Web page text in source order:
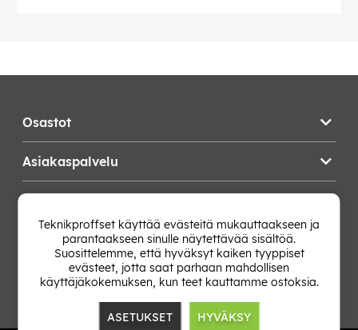
Osastot
Asiakaspalvelu
Vaihda Maa
Teknikproffset käyttää evästeitä mukauttaakseen ja
parantaakseen sinulle näytettävää sisältöä.
Suosittelemme, että hyväksyt kaiken tyyppiset
evästeet, jotta saat parhaan mahdollisen
käyttäjäkokemuksen, kun teet kauttamme ostoksia.
ASETUKSET HYVÄKSY